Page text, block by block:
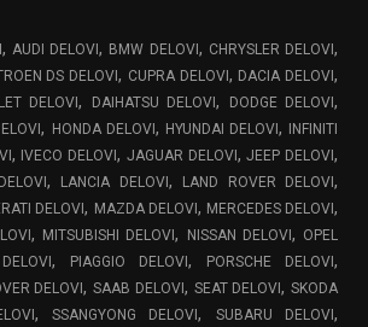
, AUDI DELOVI, BMW DELOVI, CHRYSLER DELOVI,
DS DELOVI, CUPRA DELOVI, DACIA DELOVI,
DELOVI, DAIHATSU DELOVI, DODGE DELOVI,
, HONDA DELOVI, HYUNDAI DELOVI, INFINITI
, IVECO DELOVI, JAGUAR DELOVI,JEEP DELOVI,
, LANCIA DELOVI, LAND ROVER DELOVI,
DELOVI, MAZDA DELOVI, MERCEDES DELOVI,
, MITSUBISHI DELOVI, NISSAN DELOVI, OPEL
, PIAGGIO DELOVI, PORSCHE DELOVI,
DELOVI, SAAB DELOVI, SEAT DELOVI, SKODA
,SSANGYONG DELOVI, SUBARU DELOVI,